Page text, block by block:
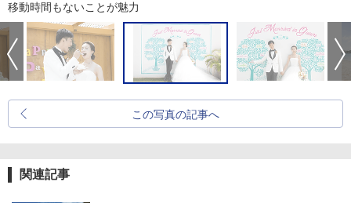
移動時間もないことが魅力
この写真の記事へ
関連記事